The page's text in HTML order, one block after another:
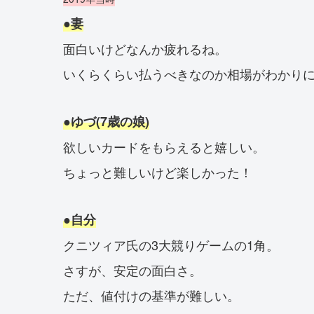
●妻
面白いけどなんか疲れるね。
いくらくらい払うべきなのか相場がわかり
●ゆづ(7歳の娘)
欲しいカードをもらえると嬉しい。
ちょっと難しいけど楽しかった！
●自分
クニツィア氏の3大競りゲームの1角。
さすが、安定の面白さ。
ただ、値付けの基準が難しい。